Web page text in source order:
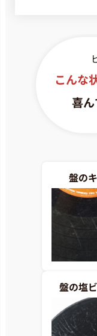
こんな
喜
盤の
盤の塩